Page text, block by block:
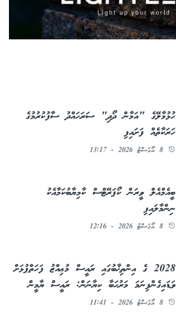
ހުޅުމާލޭގެ "އަމާން ދޯދި" ސަރަހައްދު ސާފުކުރުމުގެ
ހަރަކާތެއް ފަށައިފި
8 އޯގަސްޓު 2026 - 13:17
ބީއެމްއެލް ވީރަން ކޯޕަރޭޓްސް ކާމިޔާބުކަމާއެކު
ނިންމާލައިފި
8 އޯގަސްޓު 2026 - 12:16
2028 ގެ އިންތިޚާބުގައި ރައީސް މުޢިއްޒު ފަހަތްޕުޅަށް
ވަޑައިގެންފިނަމަ މަރުޙަބާ ކިޔާނަން: ރައީސް ޔާމީން
8 އޯގަސްޓު 2026 - 11:41